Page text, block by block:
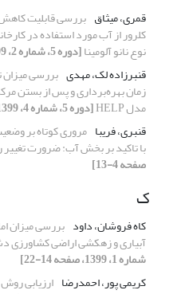
قمری، میثاق بررسی قابلیت
کلرور از آب مورد استفاده در
نوع نانو آلومینا[دوره 5، شماره 2، 1399، صفحه 14-20]
قنبرزاده لک، مهدی بررسی میزان
زمان بهره‌برداری و پس از بستن
مدل HELP
[دوره 5، شماره 4، 1399، صفحه 53-64]
قنبری، فریبا مروری کوتاه بر
با تاکید بر بخش آب: ضرورت تغییر
صفحه 4-13]
ک
کاه فروشان، داود بررسی میزان
آبیاری و زهکشی اراضی
شماره 1، 1399، صفحه 14-22]
کریمی پور، احمدرضا